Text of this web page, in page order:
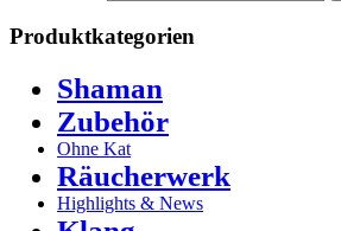
Produktkategorien
Shaman
Zubehör
Ohne Kat
Räucherwerk
Highlights & News